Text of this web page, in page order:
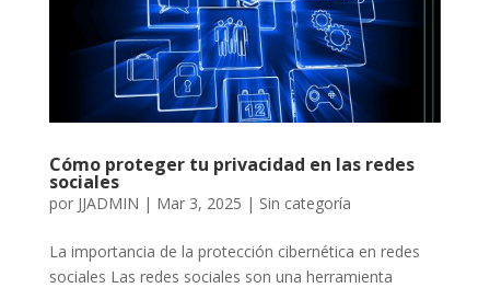
Cómo proteger tu privacidad en las redes
sociales
por JJADMIN | Mar 3, 2025 | Sin categoría
La importancia de la protección cibernética en redes
sociales Las redes sociales son una herramienta